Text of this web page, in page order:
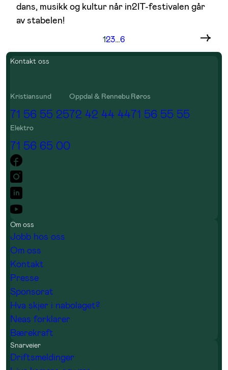
dans, musikk og kultur når in2IT-festivalen går
av stabelen!
123…6
Kontakt oss
Kristiansund
71 56 55 25
Oppdal & Rennebu
72 42 44 44
Røros
71 56 55 55
Elektro
71 56 65 00
Om oss
Jobb hos oss
Om oss
Kontakt
Presse
Sponsorat
Hva skjer i nabolaget?
Neas forklarer
Bærekraft
Snarveier
Driftsmeldinger